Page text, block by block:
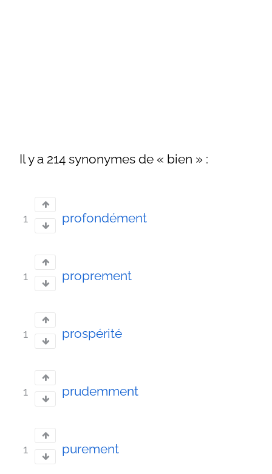
Il y a 214 synonymes de « bien » :
1 profondément
1 proprement
1 prospérité
1 prudemment
1 purement